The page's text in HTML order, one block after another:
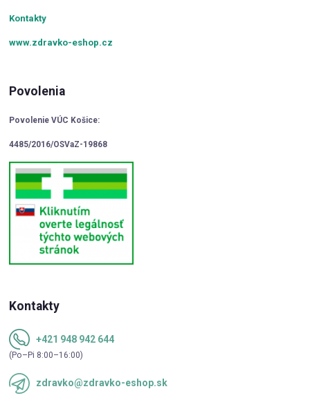
Kontakty
www.zdravko-eshop.cz
Povolenia
Povolenie VÚC Košice:
4485/2016/OSVaZ-19868
Kontakty
+421 948 942 644
(Po–Pi 8:00–16:00)
zdravko@zdravko-eshop.sk